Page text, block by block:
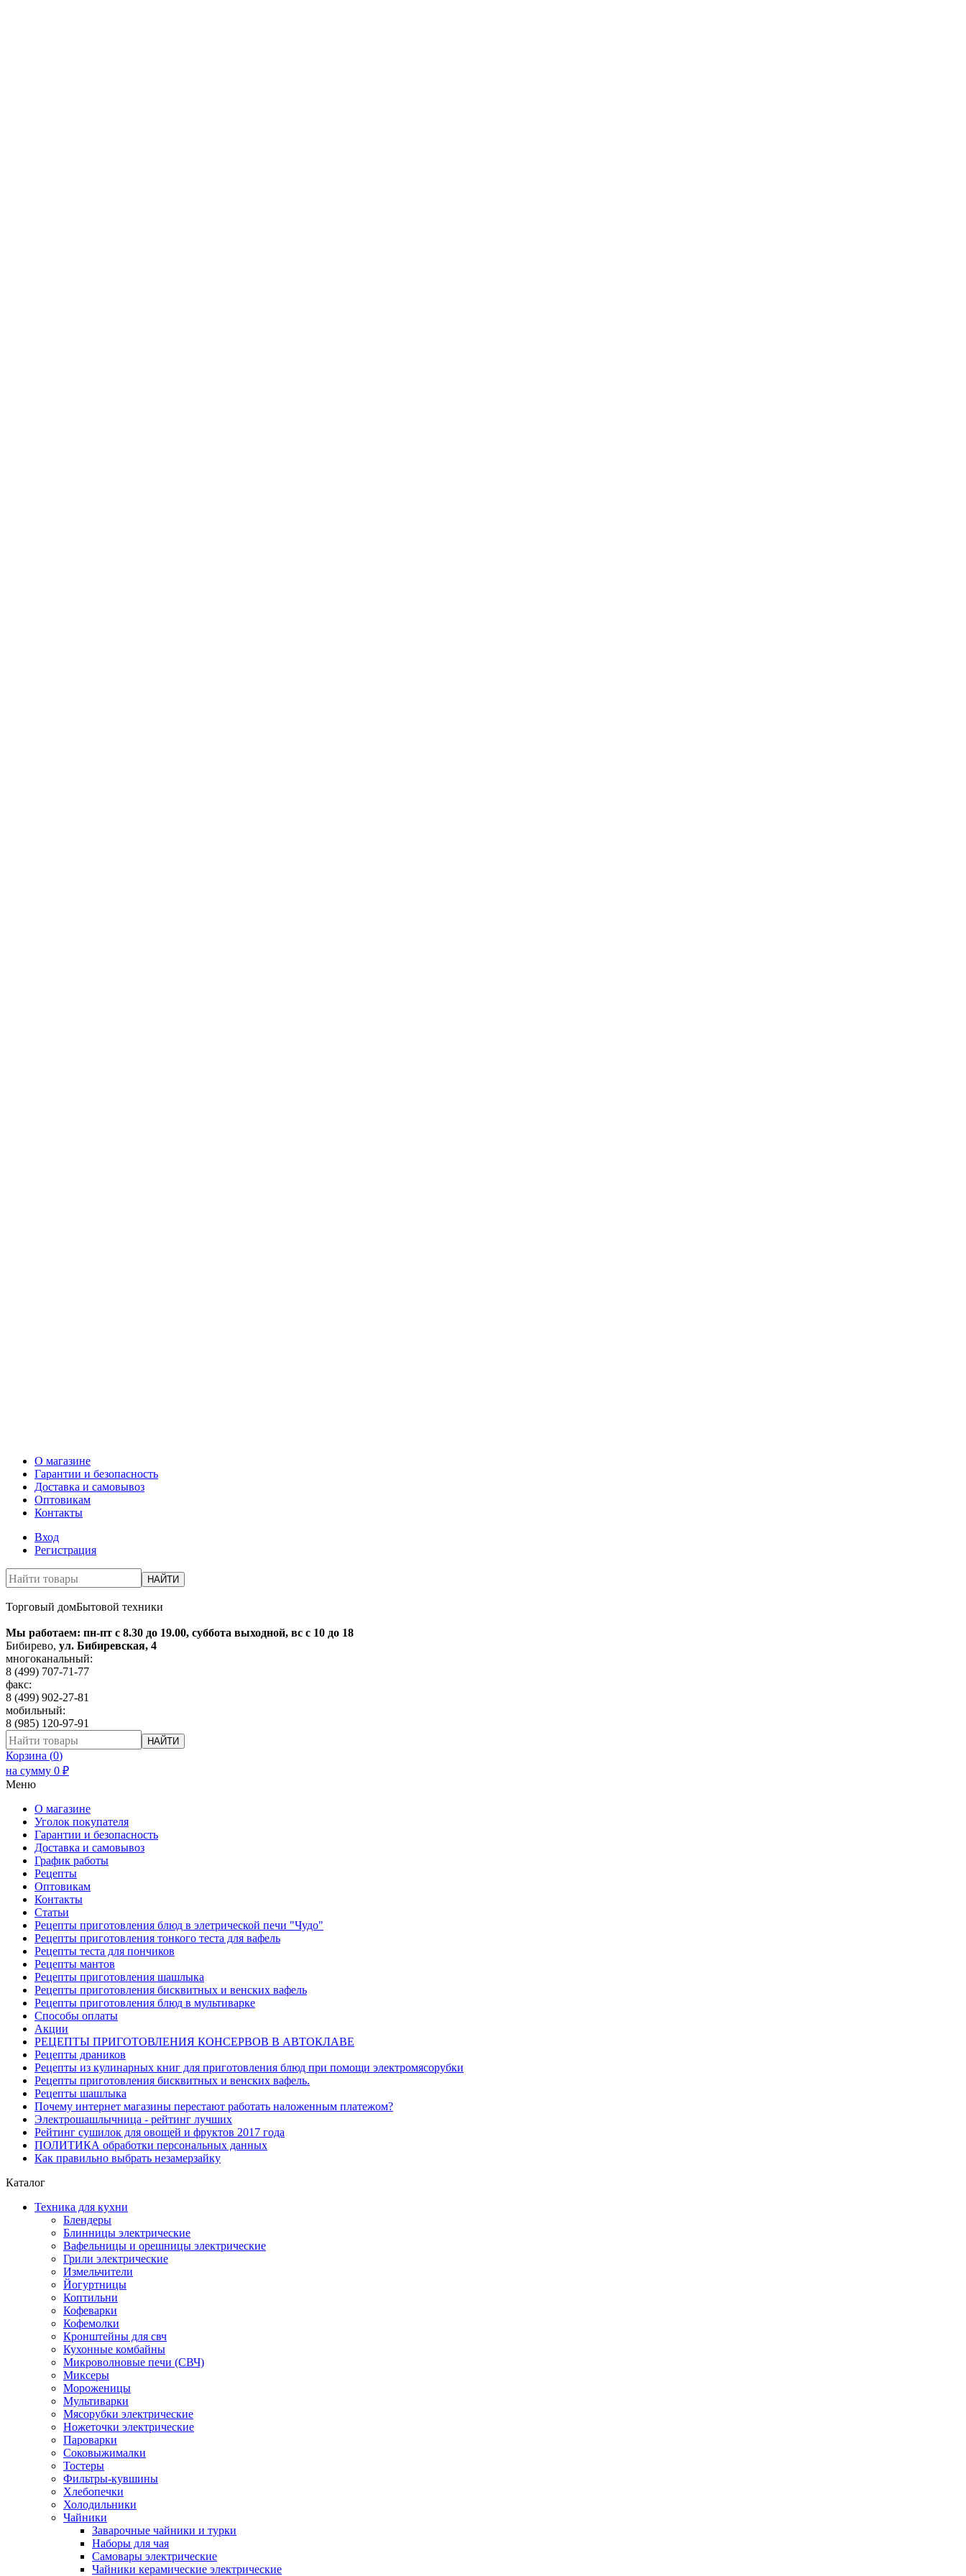
О магазине
Гарантии и безопасность
Доставка и самовывоз
Оптовикам
Контакты
Вход
Регистрация
НАЙТИ
Торговый домБытовой техники
Мы работаем: пн-пт с 8.30 до 19.00, суббота выходной, вс с 10 до 18
Бибирево, ул. Бибиревская, 4
многоканальный:
8 (499) 707-71-77
факс:
8 (499) 902-27-81
мобильный:
8 (985) 120-97-91
НАЙТИ
Корзина (0)
на сумму 0 ₽
Меню
О магазине
Уголок покупателя
Гарантии и безопасность
Доставка и самовывоз
График работы
Рецепты
Оптовикам
Контакты
Статьи
Рецепты приготовления блюд в элетрической печи "Чудо"
Рецепты приготовления тонкого теста для вафель
Рецепты теста для пончиков
Рецепты мантов
Рецепты приготовления шашлыка
Рецепты приготовления бисквитных и венских вафель
Рецепты приготовления блюд в мультиварке
Способы оплаты
Акции
РЕЦЕПТЫ ПРИГОТОВЛЕНИЯ КОНСЕРВОВ В АВТОКЛАВЕ
Рецепты драников
Рецепты из кулинарных книг для приготовления блюд при помощи электромясорубки
Рецепты приготовления бисквитных и венских вафель.
Рецепты шашлыка
Почему интернет магазины перестают работать наложенным платежом?
Электрошашлычница - рейтинг лучших
Рейтинг сушилок для овощей и фруктов 2017 года
ПОЛИТИКА обработки персональных данных
Как правильно выбрать незамерзайку
Каталог
Техника для кухни
Блендеры
Блинницы электрические
Вафельницы и орешницы электрические
Грили электрические
Измельчители
Йогуртницы
Коптильни
Кофеварки
Кофемолки
Кронштейны для свч
Кухонные комбайны
Микроволновые печи (СВЧ)
Миксеры
Мороженицы
Мультиварки
Мясорубки электрические
Ножеточки электрические
Пароварки
Соковыжималки
Тостеры
Фильтры-кувшины
Хлебопечки
Холодильники
Чайники
Заварочные чайники и турки
Наборы для чая
Самовары электрические
Чайники керамические электрические